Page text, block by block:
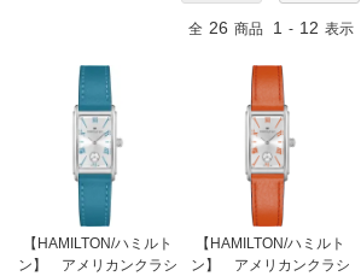
全 26 商品 1 - 12 表示
【HAMILTON/ハミルト
ン】 アメリカンクラシ
【HAMILTON/ハミルト
ン】 アメリカンクラシ